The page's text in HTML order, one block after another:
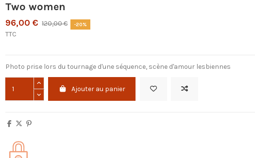
Two women
96,00 € 120,00 € -20%
TTC
Photo prise lors du tournage d'une séquence, scène d'amour lesbiennes
Ajouter au panier